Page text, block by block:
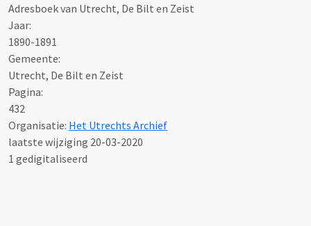
Adresboek van Utrecht, De Bilt en Zeist
Jaar:
1890-1891
Gemeente:
Utrecht, De Bilt en Zeist
Pagina:
432
Organisatie: Het Utrechts Archief
laatste wijziging 20-03-2020
1 gedigitaliseerd